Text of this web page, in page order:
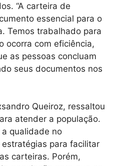
“A carteira de
essencial para o
Temos trabalhado para
ocorra com eficiência,
as pessoas concluam
seus documentos nos
Queiroz, ressaltou
atender a população.
a qualidade no
para facilitar
carteiras. Porém,